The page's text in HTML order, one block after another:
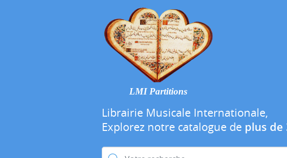
LMI Partitions
Librairie Musicale Internationale,
Explorez notre catalogue de plus de
Rechercher :